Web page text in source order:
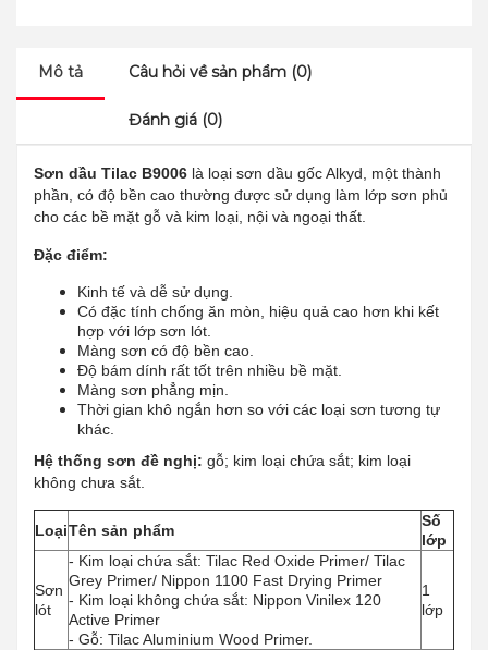
Mô tả Câu hỏi về sản phẩm (0)
Đánh giá (0)
Sơn dầu Tilac B9006 là loại sơn dầu gốc Alkyd, một thành
phần, có độ bền cao thường được sử dụng làm lớp sơn phủ
cho các bề mặt gỗ và kim loại, nội và ngoại thất.
Đặc điểm:
Kinh tế và dễ sử dụng.
Có đặc tính chống ăn mòn, hiệu quả cao hơn khi kết
hợp với lớp sơn lót.
Màng sơn có độ bền cao.
Độ bám dính rất tốt trên nhiều bề mặt.
Màng sơn phẳng mịn.
Thời gian khô ngắn hơn so với các loại sơn tương tự
khác.
Hệ thống sơn đề nghị: gỗ; kim loại chứa sắt; kim loại
không chưa sắt.
LoạiTên sản phẩm
Số
lớp
Sơn
lót
- Kim loại chứa sắt: Tilac Red Oxide Primer/ Tilac
Grey Primer/ Nippon 1100 Fast Drying Primer
- Kim loại không chứa sắt: Nippon Vinilex 120
Active Primer
- Gỗ: Tilac Aluminium Wood Primer.
1
lớp